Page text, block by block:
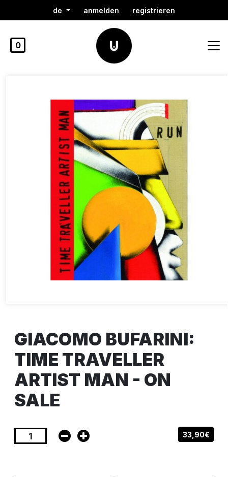
de anmelden registrieren
0
GIACOMO BUFARINI:
TIME TRAVELLER
ARTIST MAN - ON
SALE
33,90€